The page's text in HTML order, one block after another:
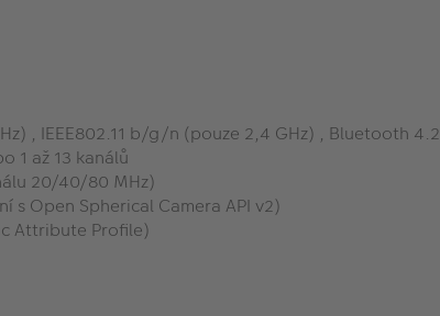
, IEEE802.11 b/g/n (pouze 2,4 GHz) , Bluetooth 4.2
1 až 13 kanálů
20/40/80 MHz)
s Open Spherical Camera API v2)
Attribute Profile)